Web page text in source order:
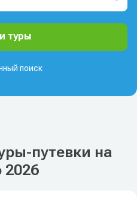
поиск
туры
путевки на
2026